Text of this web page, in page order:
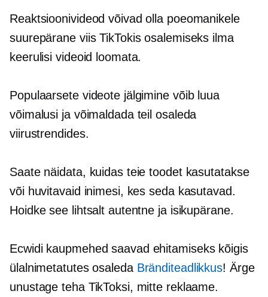
Reaktsioonivideod võivad olla poeomanikele
suurepärane viis TikTokis osalemiseks ilma
keerulisi videoid loomata.
Populaarsete videote jälgimine võib luua
võimalusi ja võimaldada teil osaleda
viirustrendides.
Saate näidata, kuidas teie toodet kasutatakse
või huvitavaid inimesi, kes seda kasutavad.
Hoidke see lihtsalt autentne ja isikupärane.
Ecwidi kaupmehed saavad ehitamiseks kõigis
ülalnimetatutes osaleda Bränditeadlikkus! Ärge
unustage teha TikToksi, mitte reklaame.